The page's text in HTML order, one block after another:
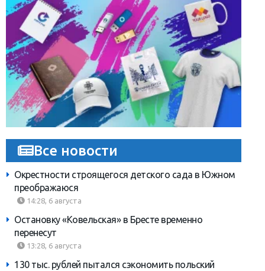
Все новости
Окрестности строящегося детского сада в Южном
преображаюся
14:28, 6 августа
Остановку «Ковельская» в Бресте временно
перенесут
13:28, 6 августа
130 тыс. рублей пытался сэкономить польский